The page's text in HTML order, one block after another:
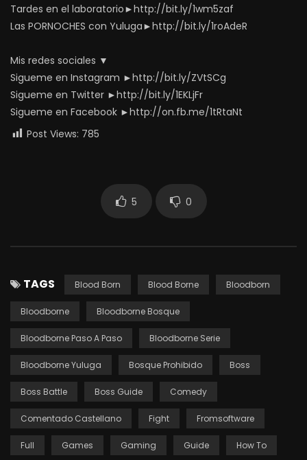
Tardes en el laboratorio►http://bit.ly/1wm5zaf
Las PORNOCHES con Yuluga►http://bit.ly/1roAdeR
Mis redes sociales ▼
Sigueme en Instagram ►http://bit.ly/ZVtSCg
Sigueme en Twitter ►http://bit.ly/1EKLjFr
Sigueme en Facebook ►http://on.fb.me/1tRtaNt
Post Views: 785
5 0
TAGS Blood Born Blood Borne Bloodborn
Bloodborne Bloodborne Bosque
Bloodborne Paso A Paso Bloodborne Serie
Bloodborne Yuluga Bosque Prohibido Boss
Boss Battle Boss Guide Comedy
Comentado Castellano Fight Fromsoftware
Full Games Gaming Guide How To